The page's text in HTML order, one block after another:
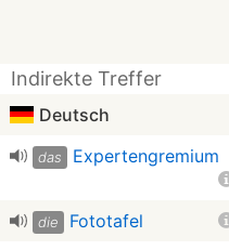
Indirekte Treffer
Deutsch
das Expertengremium
die Fototafel